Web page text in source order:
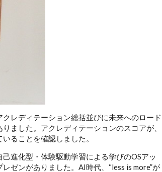
レディテーション総括並びに未来へのロード
ました。アクレディテーションのスコアが、
ることを確認しました。
進化型・体験駆動学習による学びのOSアッ
ゼンがありました。AI時代、“less is more”が